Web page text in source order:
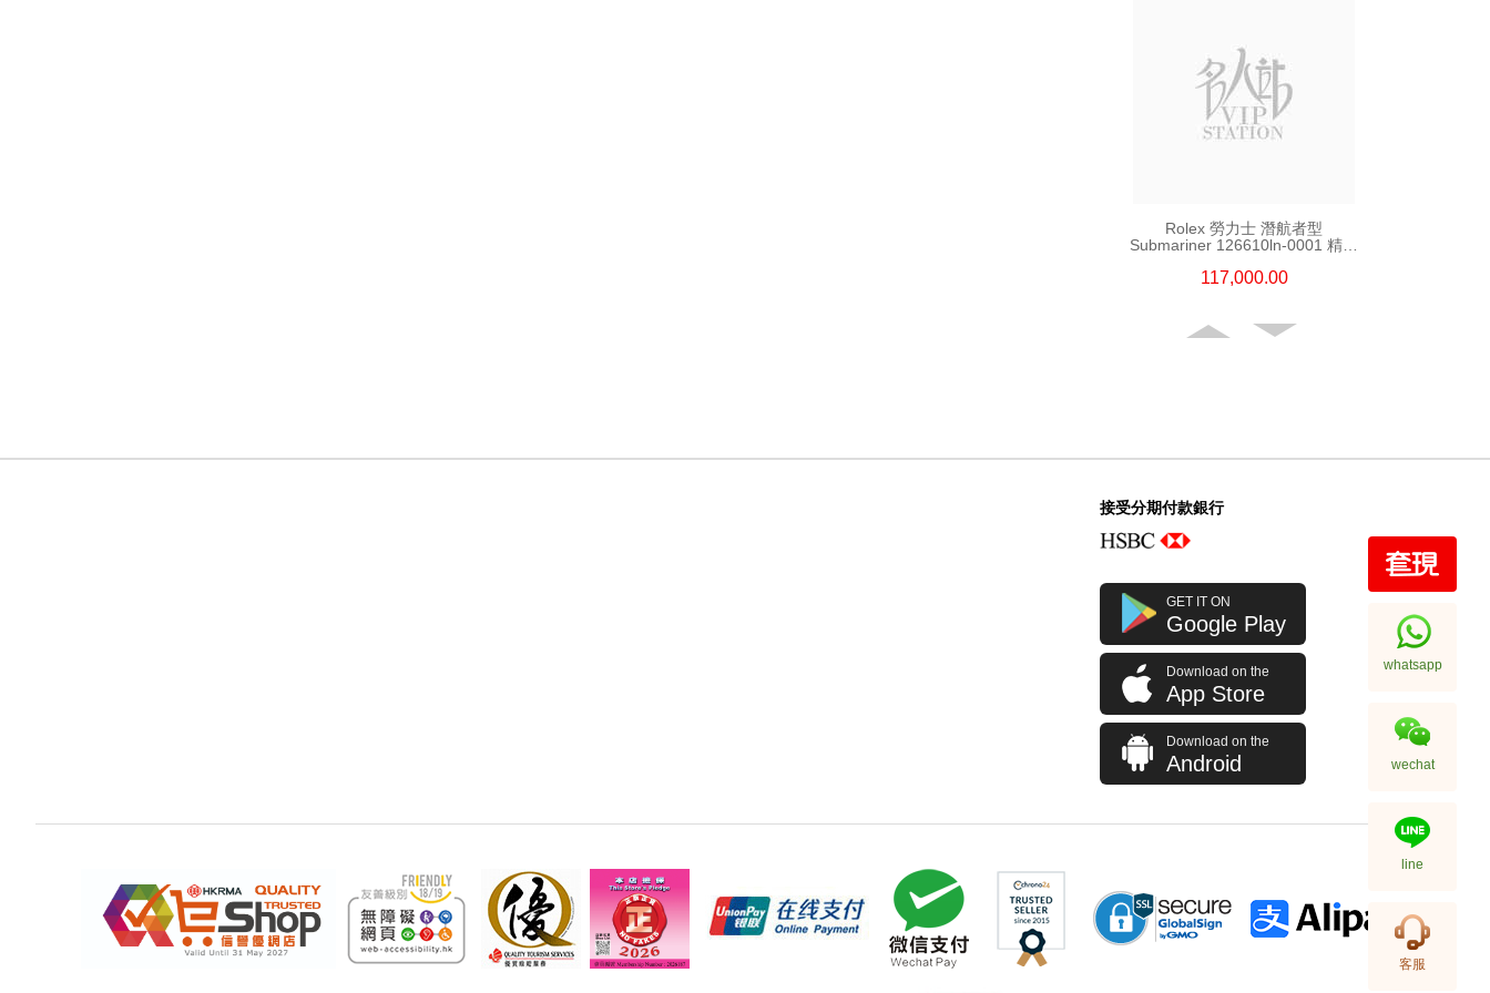
Rolex 勞力士 潛航者型
Submariner 126610ln-0001 精鋼
117,000.00
Rolex 勞力士 格林尼治型 Ii Gmt-
Master Ii 126710blro-0001 精鋼
百事圈
256,000.00
接受分期付款銀行
GET IT ON
Google Play
Download on the
App Store
Download on the
Android
whatsapp
wechat
line
客服